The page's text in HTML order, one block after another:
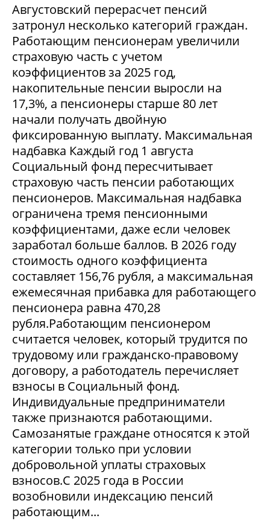
Августовский перерасчет пенсий
затронул несколько категорий граждан.
Работающим пенсионерам увеличили
страховую часть с учетом
коэффициентов за 2025 год,
накопительные пенсии выросли на
17,3%, а пенсионеры старше 80 лет
начали получать двойную
фиксированную выплату. Максимальная
надбавка Каждый год 1 августа
Социальный фонд пересчитывает
страховую часть пенсии работающих
пенсионеров. Максимальная надбавка
ограничена тремя пенсионными
коэффициентами, даже если человек
заработал больше баллов. В 2026 году
стоимость одного коэффициента
составляет 156,76 рубля, а максимальная
ежемесячная прибавка для работающего
пенсионера равна 470,28
рубля.Работающим пенсионером
считается человек, который трудится по
трудовому или гражданско-правовому
договору, а работодатель перечисляет
взносы в Социальный фонд.
Индивидуальные предприниматели
также признаются работающими.
Самозанятые граждане относятся к этой
категории только при условии
добровольной уплаты страховых
взносов.С 2025 года в России
возобновили индексацию пенсий
работающим...